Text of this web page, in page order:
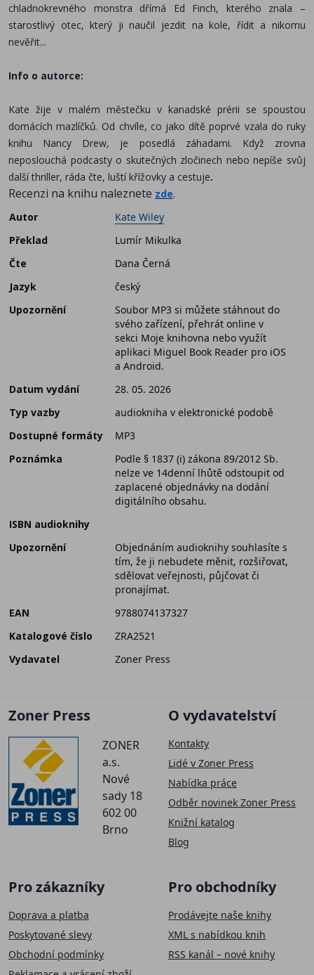
chladnokrevného monstra dřímá Ed Finch, kterého znala –
starostlivý otec, který ji naučil jezdit na kole, řídit a nikomu
nevěřit...
Info o autorce:
Kate žije v malém městečku v kanadské prérii se spoustou
domácích mazlíčků. Od chvíle, co jako dítě poprvé vzala do ruky
knihu Nancy Drew, je posedlá záhadami. Když zrovna
neposlouchá podcasty o skutečných zločinech nebo nepíše svůj
další thriller, ráda čte, luští křížovky a cestuje.
Recenzi na knihu naleznete zde.
Autor
Kate Wiley
Překlad
Lumír Mikulka
Čte
Dana Černá
Jazyk
český
Upozornění
Soubor MP3 si můžete stáhnout do
svého zařízení, přehrát online v
sekci Moje knihovna nebo využít
aplikaci Miguel Book Reader pro iOS
a Android.
Datum vydání
28. 05. 2026
Typ vazby
audiokniha v elektronické podobě
Dostupné formáty
MP3
Poznámka
Podle § 1837 (i) zákona 89/2012 Sb.
nelze ve 14denní lhůtě odstoupit od
zaplacené objednávky na dodání
digitálního obsahu.
ISBN audioknihy
Upozornění
Objednáním audioknihy souhlasíte s
tím, že ji nebudete měnit, rozšiřovat,
sdělovat veřejnosti, půjčovat či
pronajímat.
EAN
9788074137327
Katalogové číslo
ZRA2521
Vydavatel
Zoner Press
Zoner Press
ZONER
a.s.
Nové
sady 18
602 00
Brno
O vydavatelství
Kontakty
Lidé v Zoner Press
Nabídka práce
Odběr novinek Zoner Press
Knižní katalog
Blog
Pro zákazníky
Doprava a platba
Poskytované slevy
Obchodní podmínky
Pro obchodníky
Prodávejte naše knihy
XML s nabídkou knih
RSS kanál – nové knihy